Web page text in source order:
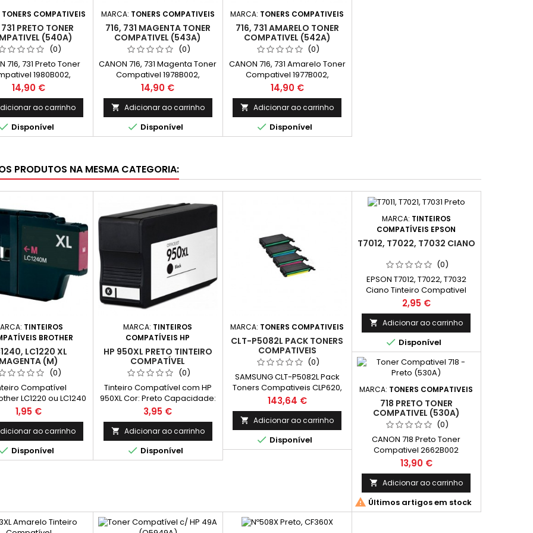
TONERS COMPATIVEIS
PRETO TONER
(540A)
(0)
716, 731 Preto Toner
1980B002,
Capaciadade:
2.200k
Preço
14,90 €
ao carrinho
 Disponível
MARCA: TONERS COMPATIVEIS
716, 731 MAGENTA TONER
COMPATIVEL (543A)
(0)
CANON 716, 731 Magenta Toner
Compativel 1978B002,
6270B002 Capacidade: 1.400k
Preço
14,90 €
 Adicionar ao carrinho
 Disponível
MARCA: TONERS COMPATIVEIS
716, 731 AMARELO TONER
COMPATIVEL (542A)
(0)
CANON 716, 731 Amarelo Toner
Compativel 1977B002,
6269B002 Capacidade: 1.400k
Preço
14,90 €
 Adicionar ao carrinho
 Disponível
PRODUTOS NA MESMA CATEGORIA:
TINTEIROS
BROTHER
LC1220 XL
MAGENTA (M)
(0)
Compatível
LC1220 ou LC1240
Capacidade) Cor:
Capacidade: 16,6 ml
Preço
1,95 €
ao carrinho
 Disponível
MARCA: TINTEIROS
COMPATÍVEIS HP
HP 950XL PRETO TINTEIRO
COMPATÍVEL
(0)
Tinteiro Compatível com HP
950XL Cor: Preto Capacidade:
75 ml Rendimento Médio: 2300
Páginas*
Preço
3,95 €
 Adicionar ao carrinho
 Disponível
MARCA: TONERS COMPATIVEIS
CLT-P5082L PACK TONERS
COMPATIVEIS
(0)
SAMSUNG CLT-P5082L Pack
Toners Compativeis CLP620,
CLP670 CLT-P5082L, CLT-
K5082L, CLT-C5082L, CLT-
M5082L, CLT-Y5082L
Preço
143,64 €
 Adicionar ao carrinho
 Disponível
MARCA: TINTEIROS
COMPATÍVEIS EPSON
T7012, T7022, T7032 CIANO
(0)
EPSON T7012, T7022, T7032
Ciano Tinteiro Compativel
C13T70124010, C13T70224010,
C13T70324010 Capacidade:
35ml
Preço
2,95 €
 Adicionar ao carrinho
 Disponível
MARCA: TONERS COMPATIVEIS
718 PRETO TONER
COMPATIVEL (530A)
(0)
CANON 718 Preto Toner
Compativel 2662B002
Capacidade: 4.400k
Preço
13,90 €
 Adicionar ao carrinho
 Últimos artigos em stock